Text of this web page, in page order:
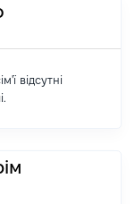
відсутні